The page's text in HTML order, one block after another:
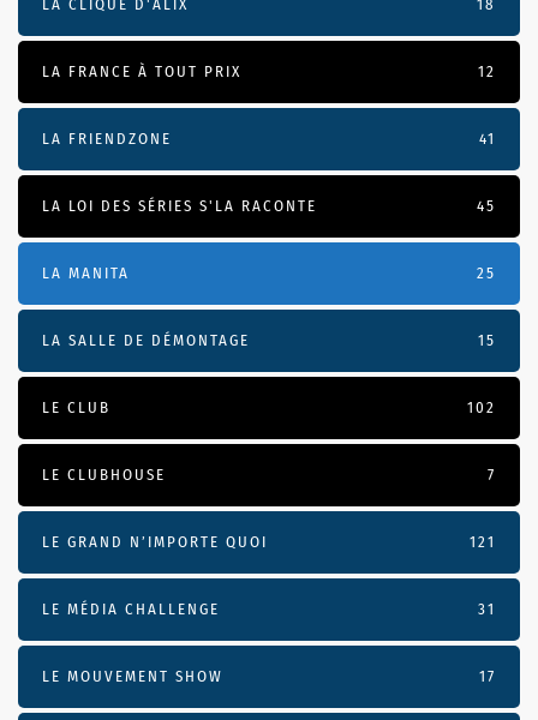
LA CLIQUE D'ALIX 18
LA FRANCE À TOUT PRIX 12
LA FRIENDZONE 41
LA LOI DES SÉRIES S'LA RACONTE 45
LA MANITA 25
LA SALLE DE DÉMONTAGE 15
LE CLUB 102
LE CLUBHOUSE 7
LE GRAND N’IMPORTE QUOI 121
LE MÉDIA CHALLENGE 31
LE MOUVEMENT SHOW 17